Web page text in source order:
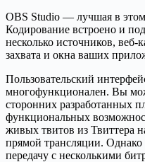
OBS Studio — лучшая в
Кодирование встроено и
несколько источников,
захвата и окна ваших
Пользовательский
многофункционален. Вы
сторонних разработанных
функциональных
живых твитов из Твиттера
прямой трансляции.
передачу с несколькими